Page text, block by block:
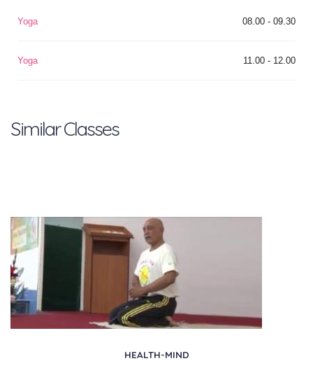
Yoga 08.00 - 09.30
Yoga 11.00 - 12.00
Similar Classes
HEALTH-MIND